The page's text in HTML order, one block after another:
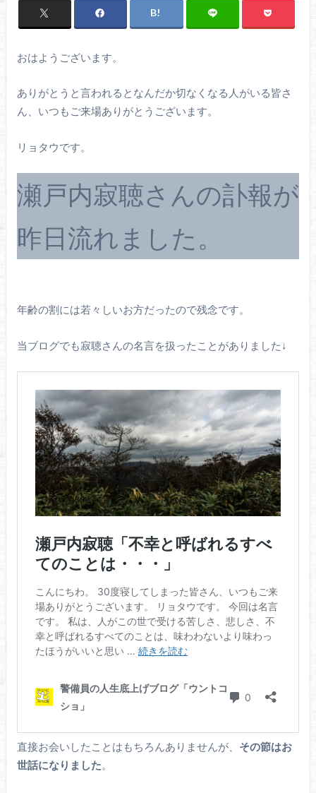
おはようございます。
ありがとうと言われるとなんだか切なくなる人がいる皆さ
ん、いつもご来場ありがとうございます。
リョタウです。
瀬戸内寂聴さんの訃報が
昨日流れました。
年齢の割には若々しいお方だったので残念です。
当ブログでも寂聴さんの名言を扱ったことがありました↓
直接お会いしたことはもちろんありませんが、 その節はお
世話になりました。